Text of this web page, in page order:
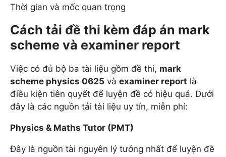
Thời gian và mốc quan trọng
Cách tải đề thi kèm đáp án mark
scheme và examiner report
Việc có đủ bộ ba tài liệu gồm đề thi, mark
scheme physics 0625 và examiner report là
điều kiện tiên quyết để luyện đề có hiệu quả. Dưới
đây là các nguồn tải tài liệu uy tín, miễn phí:
Physics & Maths Tutor (PMT)
Đây là nguồn tài nguyên lý tưởng nhất để luyện đề